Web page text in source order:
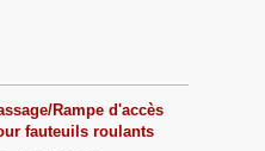
Rampe d'accès
fauteuils roulants